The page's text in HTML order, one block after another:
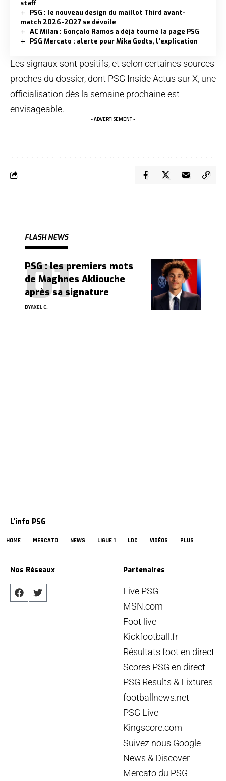
staff
PSG : le nouveau design du maillot Third avant-
match 2026-2027 se dévoile
AC Milan : Gonçalo Ramos a déjà tourné la page PSG
PSG Mercato : alerte pour Mika Godts, l’explication
Les signaux sont positifs, et selon certaines sources
proches du dossier, dont PSG Inside Actus sur X, une
officialisation dès la semaine prochaine est
envisageable.
- ADVERTISEMENT -
FLASH NEWS
PSG : les premiers mots
de Maghnes Akliouche
après sa signature
BYAXEL C.
L'info PSG
HOME MERCATO NEWS LIGUE 1 LDC VIDÉOS PLUS
Nos Réseaux Partenaires
Live PSG
MSN.com
Foot live
Kickfootball.fr
Résultats foot en direct
Scores PSG en direct
PSG Results & Fixtures
footballnews.net
PSG Live
Kingscore.com
Suivez nous Google
News & Discover
Mercato du PSG